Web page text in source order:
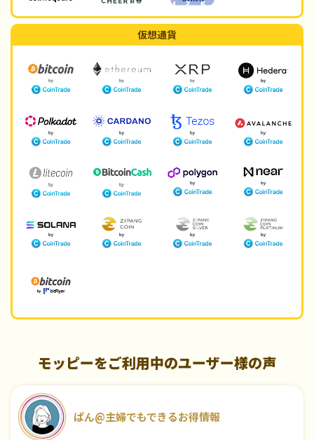
仮想通貨
モッピーをご利用中のユーザー様の声
ぱん@主婦でもできるお得情報